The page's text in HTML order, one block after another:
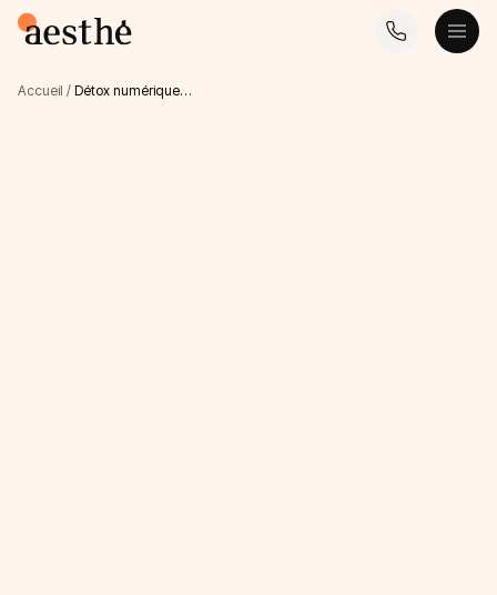
Accueil / Détox numérique…